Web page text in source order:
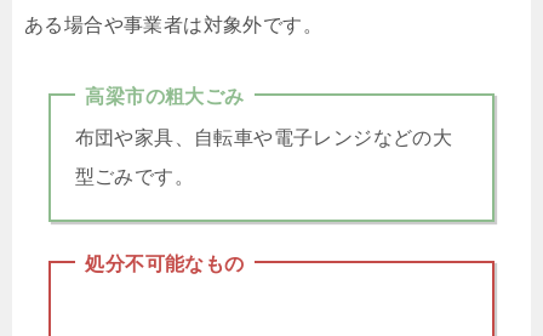
ある場合や事業者は対象外です。
高梁市の粗大ごみ
布団や家具、自転車や電子レンジなどの大
型ごみです。
処分不可能なもの